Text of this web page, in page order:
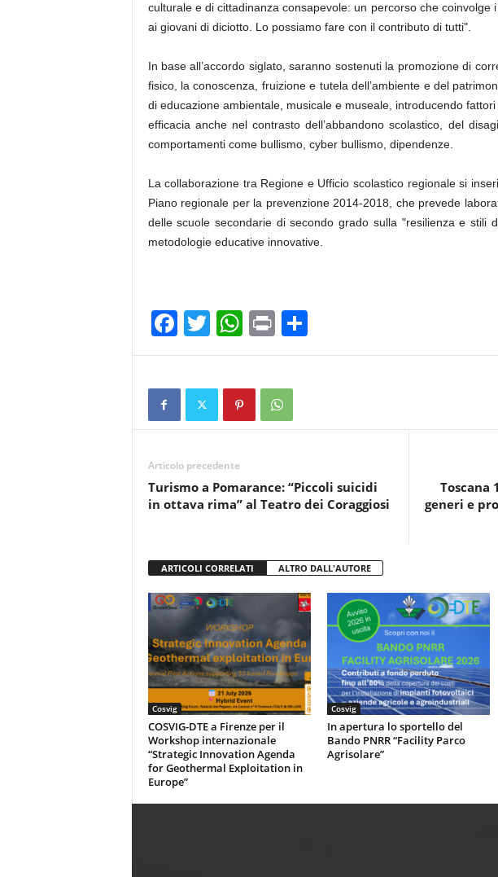
culturale e di cittadinanza consapevole: un percorso che coinvolge
ai giovani di diciotto. Lo possiamo fare con il contributo di tutti".
In base all’accordo siglato, saranno sostenuti la promozione di
fisico, la conoscenza, fruizione e tutela dell’ambiente e del
di educazione ambientale, musicale e museale, introducendo
efficacia anche nel contrasto dell’abbandono scolastico, del
comportamenti come bullismo, cyber bullismo, dipendenze.
La collaborazione tra Regione e Ufficio scolastico regionale si
Piano regionale per la prevenzione 2014-2018, che prevede
delle scuole secondarie di secondo grado sulla "resilienza e stili
metodologie educative innovative.
F
a
b
o
k
T
wi
W
h
s
A
p
Pr
in o
vi
Articolo precedente
Turismo a Pomarance: “Piccoli suicidi
in ottava rima” al Teatro dei Coraggiosi
Toscana
generi e
ARTICOLI CORRELATI ALTRO DALL'AUTORE
Cosvig
COSVIG-DTE a Firenze per il
Workshop internazionale
“Strategic Innovation Agenda
for Geothermal Exploitation in
Europe”
Cosvig
In apertura lo sportello del
Bando PNRR “Facility Parco
Agrisolare”